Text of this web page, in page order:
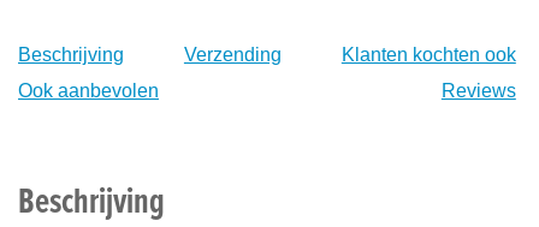
Beschrijving Verzending
Klanten kochten ook
Ook aanbevolen
Reviews
Beschrijving